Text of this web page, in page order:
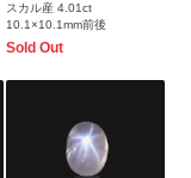
スカル産 4.01ct
10.1×10.1mm前後
Sold Out